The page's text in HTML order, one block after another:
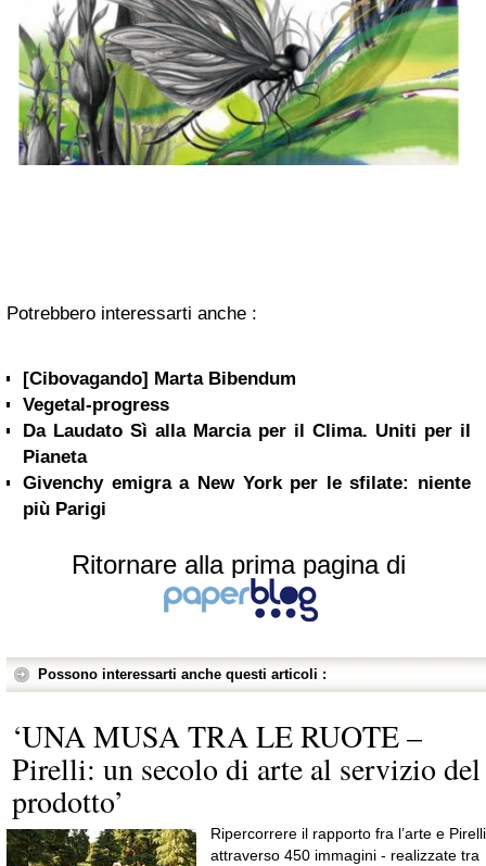
Potrebbero interessarti anche :
[Cibovagando] Marta Bibendum
Vegetal-progress
Da Laudato Sì alla Marcia per il Clima. Uniti per il
Pianeta
Givenchy emigra a New York per le sfilate: niente
più Parigi
Ritornare alla prima pagina di
Possono interessarti anche questi articoli :
‘UNA MUSA TRA LE RUOTE –
Pirelli: un secolo di arte al servizio del
prodotto’
Ripercorrere il rapporto fra l’arte e Pirelli
attraverso 450 immagini - realizzate tra